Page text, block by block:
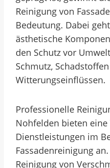
Reinigung von
Bedeutung. Dabei
ästhetische
den Schutz vor
Schmutz,
Witterungseinflüssen.
Professionelle
Nohfelden bieten eine
Dienstleistungen im
Fassadenreinigung
Reinigung von